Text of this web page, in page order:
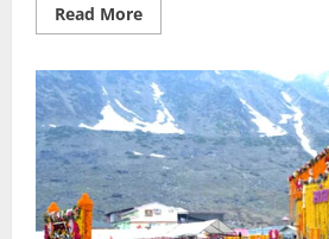
Read MoreRead
more
बार
रक्तदान
करने
पर
डॉ.
अनिल
वर्मा
सम्मानित